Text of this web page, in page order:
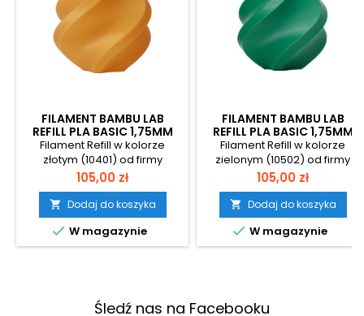
FILAMENT BAMBU LAB
REFILL PLA BASIC 1,75MM
1KG - GOLD
Filament Refill w kolorze
złotym (10401) od firmy
Bambu Lab, wykonany z
materiału PLA Basic. Produkt
dostarczany w próżniowym
opakowaniu. Przeznaczony
do użytku w drukarkach 3D,
pracujących w technologii
masa materiału to 1 kg.
Cena
105,00 zł
 Dodaj do koszyka
 W magazynie
FILAMENT BAMBU LAB
REFILL PLA BASIC 1,75MM
1KG - MISTLETOE GREEN
Filament Refill w kolorze
zielonym (10502) od firmy
Bambu Lab, wykonany z
materiału PLA Basic. Produkt
dostarczany w próżniowym
opakowaniu. Przeznaczony
do użytku w drukarkach 3D,
pracujących w technologii
masa materiału to 1 kg.
Cena
105,00 zł
 Dodaj do koszyka
 W magazynie
Śledź nas na Facebooku